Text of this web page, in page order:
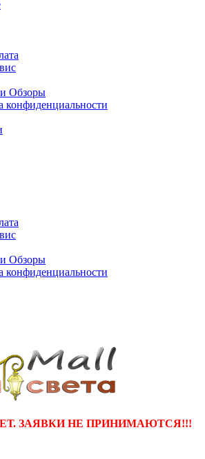
Обзоры
конфиденциальности
Обзоры
конфиденциальности
ЗАЯВКИ НЕ ПРИНИМАЮТСЯ!!!